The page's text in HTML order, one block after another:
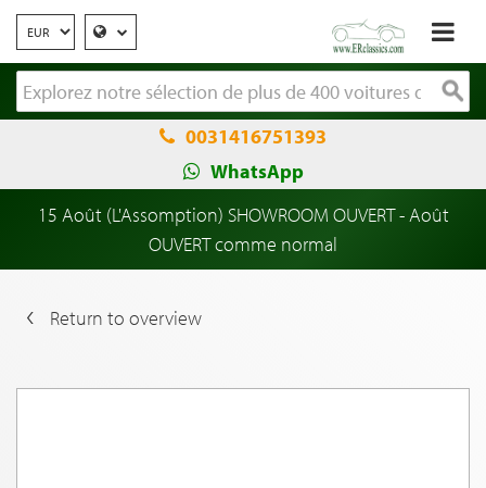
0031416751393
WhatsApp
15 Août (L'Assomption) SHOWROOM OUVERT - Août
OUVERT comme normal
Return to overview